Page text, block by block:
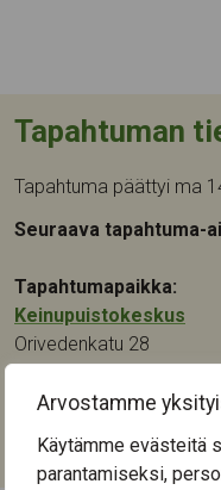
Arvostamme
Käytämme evästeitä
parantamiseksi,
Tapahtuman
Tapahtuma päättyi ma
Seuraava tapahtuma-
Tapahtumapaikka:
Keinupuistokeskus
Orivedenkatu 28
Kulttuuri,Taide